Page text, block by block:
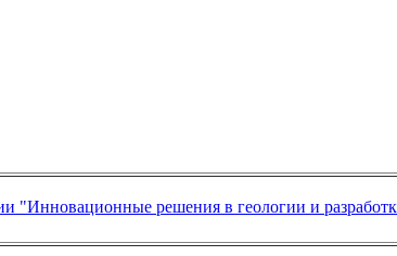
"Инновационные решения в геологии и